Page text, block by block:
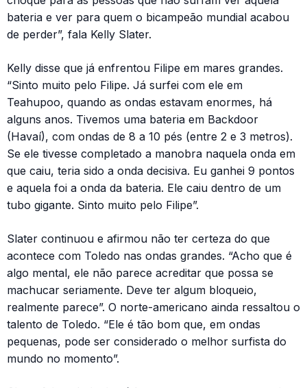
bateria e ver para quem o bicampeão mundial acabou
de perder”, fala Kelly Slater.
Kelly disse que já enfrentou Filipe em mares grandes.
“Sinto muito pelo Filipe. Já surfei com ele em
Teahupoo, quando as ondas estavam enormes, há
alguns anos. Tivemos uma bateria em Backdoor
(Havaí), com ondas de 8 a 10 pés (entre 2 e 3 metros).
Se ele tivesse completado a manobra naquela onda em
que caiu, teria sido a onda decisiva. Eu ganhei 9 pontos
e aquela foi a onda da bateria. Ele caiu dentro de um
tubo gigante. Sinto muito pelo Filipe”.
Slater continuou e afirmou não ter certeza do que
acontece com Toledo nas ondas grandes. “Acho que é
algo mental, ele não parece acreditar que possa se
machucar seriamente. Deve ter algum bloqueio,
realmente parece”. O norte-americano ainda ressaltou o
talento de Toledo. “Ele é tão bom que, em ondas
pequenas, pode ser considerado o melhor surfista do
mundo no momento”.